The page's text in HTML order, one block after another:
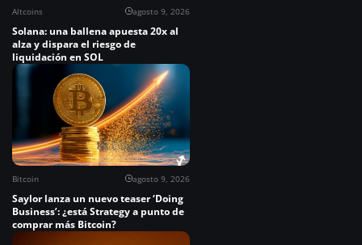
Altcoins agosto 9, 2026
Solana: una ballena apuesta 20x al
alza y dispara el riesgo de
liquidación en SOL
Bitcoin agosto 9, 2026
Saylor lanza un nuevo teaser ‘Doing
Business’: ¿está Strategy a punto de
comprar más Bitcoin?